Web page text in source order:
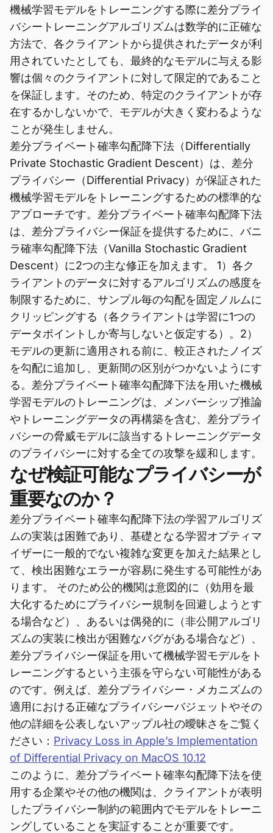
機械学習モデルをトレーニングする際に差分プライ
バシートレーニングアルゴリズムは数学的に正確な
方法で、各クライアントから提供されたデータが利
用されていたとしても、最終的なモデルに与える影
響は個々のクライアントに対して限定的であること
を保証します。そのため、特定のクライアントが存
在するかしないかで、モデルが大きく変わるような
ことが発生しません。
差分プライベート確率勾配降下法（Differentially
Private Stochastic Gradient Descent）は、差分
プライバシー（Differential Privacy）が保証された
機械学習モデルをトレーニングするための標準的な
アプローチです。差分プライベート確率勾配降下法
は、差分プライバシー保証を提供するために、バニ
ラ確率勾配降下法（Vanilla Stochastic Gradient
Descent）に2つの主な修正を加えます。 1）各ク
ライアントのデータに対するアルゴリズムの感度を
制限するために、サンプル毎の勾配を固定ノルムに
クリッピングする（各クライアントは学習に1つの
データポイントしか寄与しないと仮定する）。2）
モデルの更新に適用される前に、較正されたノイズ
を勾配に追加し、更新間の区別がつかないようにす
る。差分プライベート確率勾配降下法を用いた機械
学習モデルのトレーニングは、メンバーシップ推論
やトレーニングデータの再構築を含む、差分プライ
バシーの脅威モデルに該当するトレーニングデータ
のプライバシーに対する全ての攻撃を緩和します。
なぜ検証可能なプライバシーが
重要なのか？
差分プライベート確率勾配降下法の学習アルゴリズ
ムの実装は困難であり、基礎となる学習オプティマ
イザーに一般的でない複雑な変更を加えた結果とし
て、検出困難なエラーが容易に発生する可能性があ
ります。 そのため公的機関は意図的に（効用を最
大化するためにプライバシー規制を回避しようとす
る場合など）、あるいは偶発的に（非公開アルゴリ
ズムの実装に検出が困難なバグがある場合など）、
差分プライバシー保証を用いて機械学習モデルをト
レーニングするという主張を守らない可能性がある
のです。例えば、差分プライバシー・メカニズムの
適用における正確なプライバシーバジェットやその
他の詳細を公表しないアップル社の曖昧さをご覧く
ださい： Privacy Loss in Apple’s Implementation
of Differential Privacy on MacOS 10.12
このように、差分プライベート確率勾配降下法を使
用する企業やその他の機関は、クライアントが表明
したプライバシー制約の範囲内でモデルをトレーニ
ングしていることを実証することが重要です。